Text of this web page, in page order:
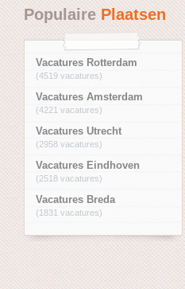
PopulairePlaatsen
Vacatures Rotterdam
(4519 vacatures)
Vacatures Amsterdam
(4221 vacatures)
Vacatures Utrecht
(2958 vacatures)
Vacatures Eindhoven
(2518 vacatures)
Vacatures Breda
(1831 vacatures)